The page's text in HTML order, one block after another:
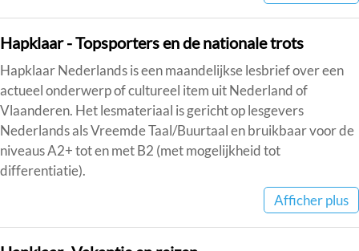
Hapklaar - Topsporters en de nationale trots
Hapklaar Nederlands is een maandelijkse lesbrief over een
actueel onderwerp of cultureel item uit Nederland of
Vlaanderen. Het lesmateriaal is gericht op lesgevers
Nederlands als Vreemde Taal/Buurtaal en bruikbaar voor de
niveaus A2+ tot en met B2 (met mogelijkheid tot
differentiatie).
Afficher plus